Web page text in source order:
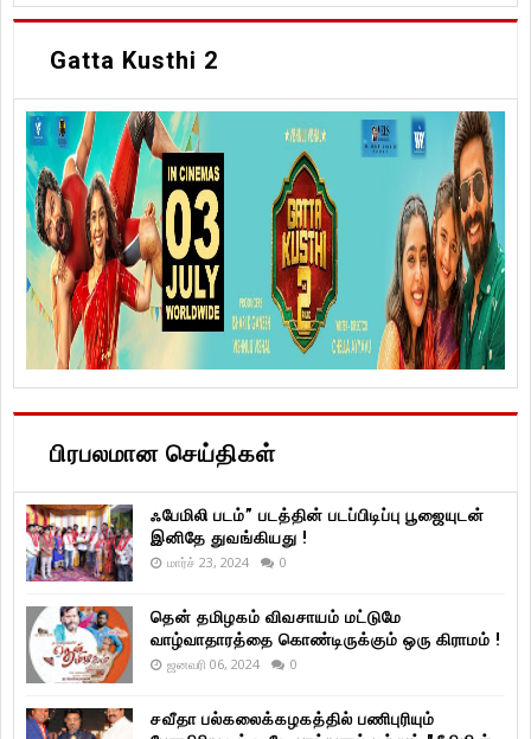
Gatta Kusthi 2
பிரபலமான செய்திகள்
ஃபேமிலி படம்” படத்தின் படப்பிடிப்பு பூஜையுடன்
இனிதே துவங்கியது !
மார்ச் 23, 2024 0
தென் தமிழகம் விவசாயம் மட்டுமே
வாழ்வாதாரத்தை கொண்டிருக்கும் ஒரு கிராமம் !
ஜனவரி 06, 2024 0
சவீதா பல்கலைக்கழகத்தில் பணிபுரியும்